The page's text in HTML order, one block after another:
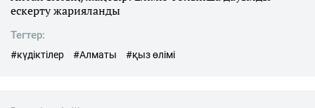
ескерту жарияланды
Тегтер:
#күдіктілер #Алматы #қыз өлімі